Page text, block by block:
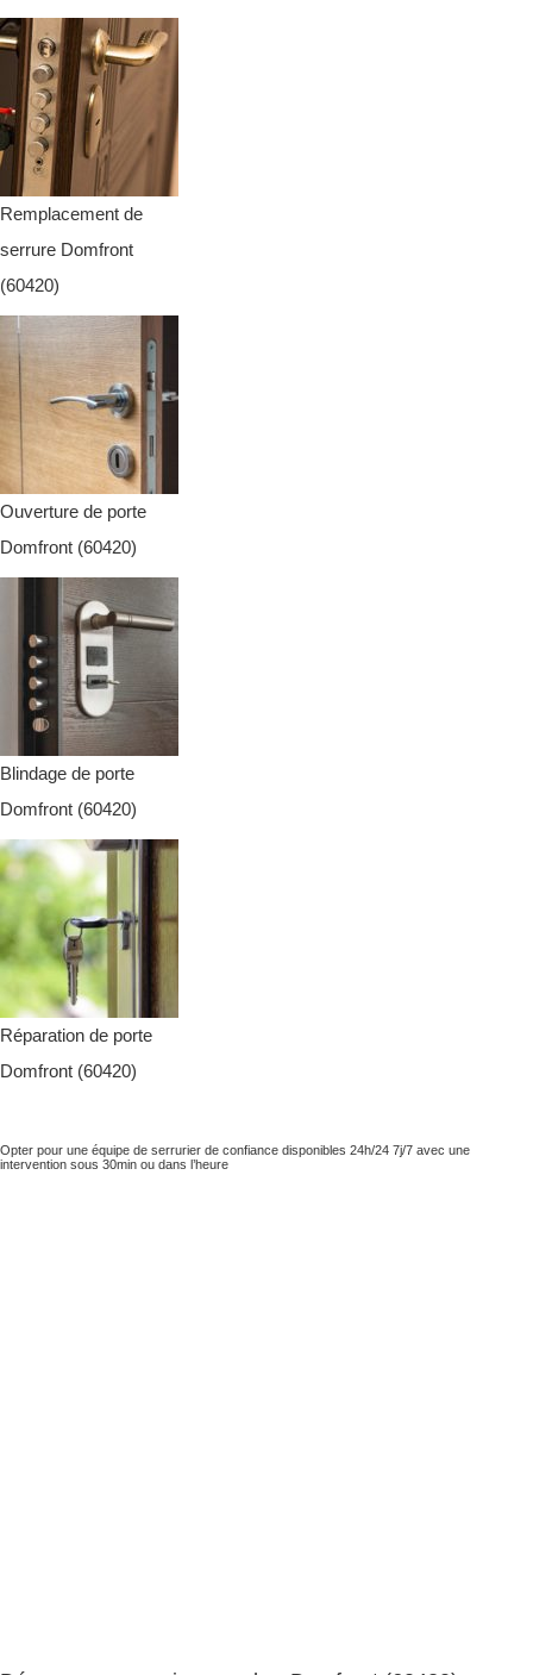
Remplacement de
serrure Domfront
(60420)
Ouverture de porte
Domfront (60420)
Blindage de porte
Domfront (60420)
Réparation de porte
Domfront (60420)
Opter pour une équipe de serrurier de confiance disponibles 24h/24 7j/7 avec une
intervention sous 30min ou dans l’heure